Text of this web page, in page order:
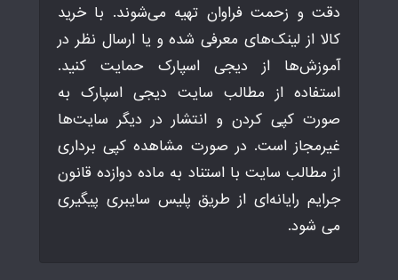
دقت و زحمت فراوان تهیه می‌شوند. با خرید
کالا از لینک‌های معرفی شده و یا ارسال نظر در
آموزش‌ها از دیجی اسپارک حمایت کنید.
استفاده از مطالب سایت دیجی اسپارک به
صورت کپی کردن و انتشار در دیگر سایت‌ها
غیرمجاز است. در صورت مشاهده کپی برداری
از مطالب سایت با استناد به ماده دوازده قانون
جرایم رایانه‌ای از طریق پلیس سایبری پیگیری
می شود.